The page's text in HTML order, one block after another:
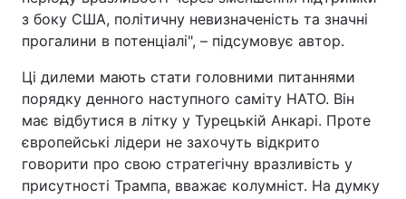
з боку США, політичну невизначеність та значні
прогалини в потенціалі", – підсумовує автор.
Ці дилеми мають стати головними питаннями
порядку денного наступного саміту НАТО. Він
має відбутися в літку у Турецькій Анкарі. Проте
європейські лідери не захочуть відкрито
говорити про свою стратегічну вразливість у
присутності Трампа, вважає колумніст. На думку